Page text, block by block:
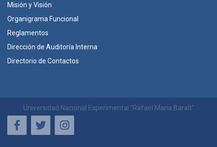
Misión y Visión
Organigrama Funcional
Reglamentos
Dirección de Auditoría Interna
Directorio de Contactos
Universidad Nacional Experimental "Rafael Maria Baralt"